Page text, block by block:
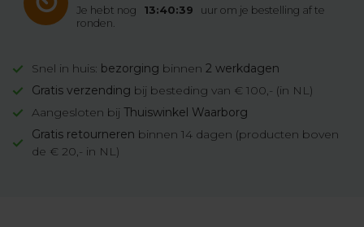
Je hebt nog
13:40:38
uur om je bestelling af te
ronden.
Snel in huis: bezorging binnen 2 werkdagen
Gratis verzending bij besteding van € 100,- (in NL)
Aangesloten bij Thuiswinkel Waarborg
Gratis retourneren binnen 14 dagen (producten boven
de € 20,- in NL)